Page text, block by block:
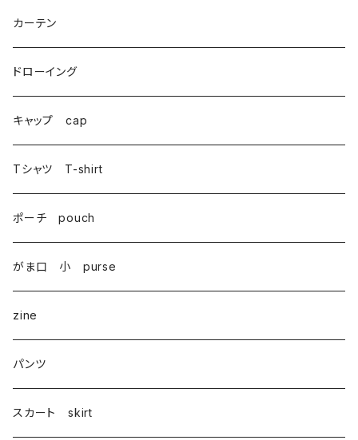
サコッシュ Sacoche
がま口 大 mini bag
巾着 Drawstring
カーテン
ドローイング
キャップ cap
Tシャツ T-shirt
ポーチ pouch
がま口 小 purse
zine
パンツ
スカート skirt